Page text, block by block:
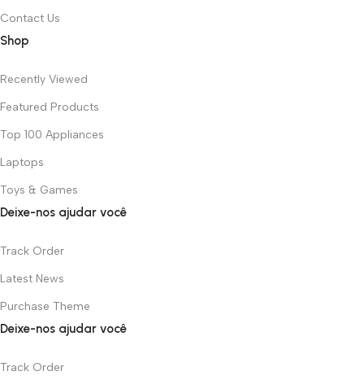
Contact Us
Shop
Recently Viewed
Featured Products
Top 100 Appliances
Laptops
Toys & Games
Deixe-nos ajudar você
Track Order
Latest News
Purchase Theme
Deixe-nos ajudar você
Track Order